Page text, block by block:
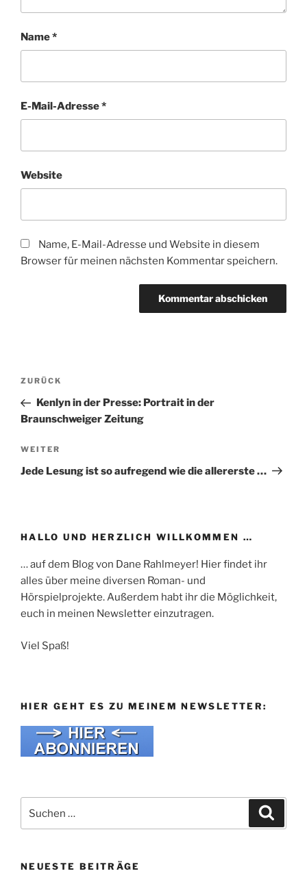
Name*
E-Mail-Adresse*
Website
Name, E-Mail-Adresse und Website in diesem
Browser für meinen nächsten Kommentar speichern.
Beitragsnavigation
Vorheriger
Beitrag
ZURÜCK
Kenlyn in der Presse: Portrait in der
Braunschweiger Zeitung
Nächster
Beitrag
WEITER
Jede Lesung ist so aufregend wie die allererste …
HALLO UND HERZLICH WILLKOMMEN …
… auf dem Blog von Dane Rahlmeyer! Hier findet ihr
alles über meine diversen Roman- und
Hörspielprojekte. Außerdem habt ihr die Möglichkeit,
euch in meinen Newsletter einzutragen.
Viel Spaß!
HIER GEHT ES ZU MEINEM NEWSLETTER:
nach:
NEUESTE BEITRÄGE